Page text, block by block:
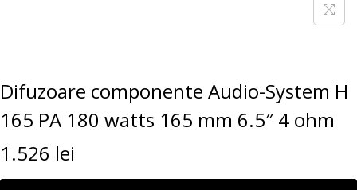
Difuzoare componente Audio-System H
165 PA 180 watts 165 mm 6.5″ 4 ohm
1.526 lei